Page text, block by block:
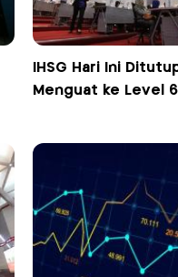
IHSG Hari Ini
Menguat ke Level